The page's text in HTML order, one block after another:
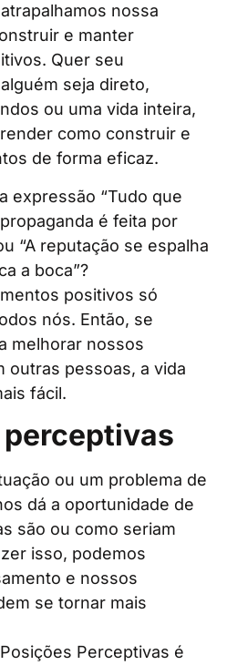
nossa
e manter
Quer seu
seja direto,
ou uma vida inteira,
como construir e
de forma eficaz.
expressão “Tudo que
é feita por
“A reputação se espalha
a boca”?
positivos só
nós. Então, se
melhorar nossos
outras pessoas, a vida
fácil.
perceptivas
ou um problema de
dá a oportunidade de
são ou como seriam
isso, podemos
e nossos
se tornar mais
Perceptivas é